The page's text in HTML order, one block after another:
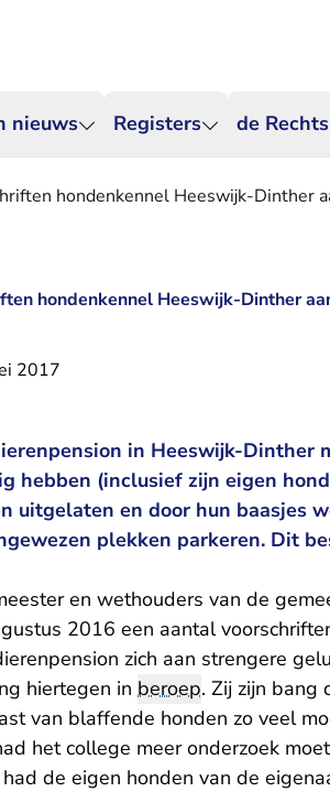
nieuws Registers de
hondenkennel Heeswijk-Dinther
hondenkennel Heeswijk-Dinther
2017
in Heeswijk-Dinther
hebben (inclusief zijn eigen
uitgelaten en door hun baasjes
plekken parkeren. Dit
en wethouders van de
2016 een aantal
zich aan strengere
hiertegen in beroep. Zij zijn bang
van blaffende honden zo veel
het college meer onderzoek
de eigen honden van de